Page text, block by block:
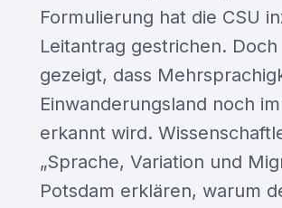
Formulierung hat die CSU
Leitantrag gestrichen.
gezeigt, dass
Einwanderungsland noch
erkannt wird.
„Sprache, Variation und
Potsdam erklären, warum